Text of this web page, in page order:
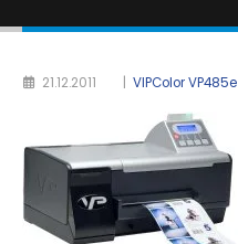
21.12.2011 VIPColor VP485e